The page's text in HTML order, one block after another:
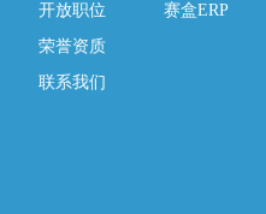
开放职位
荣誉资质
联系我们
赛盒ERP